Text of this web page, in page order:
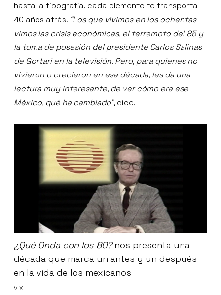
hasta la tipografía, cada elemento te transporta
40 años atrás. “Los que vivimos en los ochentas
vimos las crisis económicas, el terremoto del 85 y
la toma de posesión del presidente Carlos Salinas
de Gortari en la televisión. Pero, para quienes no
vivieron o crecieron en esa década, les da una
lectura muy interesante, de ver cómo era ese
México, qué ha cambiado”, dice.
¿Qué Onda con los 80?nos presenta una
década que marca un antes y un después
en la vida de los mexicanos
VIX